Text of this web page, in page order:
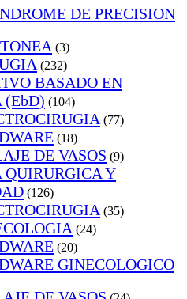
DE PRECISION
(3)
(232)
BASADO EN
(EbD) (104)
(77)
(18)
DE VASOS (9)
QUIRURGICA Y
(126)
(35)
(24)
(20)
GINECOLOGICO